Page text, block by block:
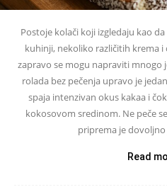
Postoje kolači koji izgledaju kao
kuhinji, nekoliko različitih krema
zapravo se mogu napraviti mnogo
rolada bez pečenja upravo je
spaja intenzivan okus kakaa i
kokosovom sredinom. Ne peče
priprema je
Read